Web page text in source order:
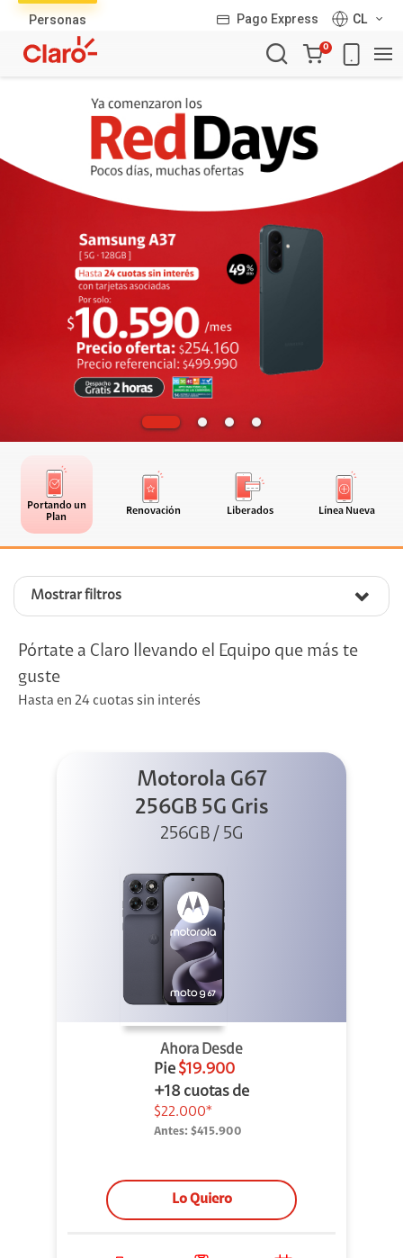
Personas Pago Express
CL
Carro
de
0
Portando un
Plan
Renovación Liberados Línea Nueva
Mostrar filtros
productos
Pórtate a Claro llevando el Equipo que más te
guste
Hasta en 24 cuotas sin interés
Motorola G67
256GB 5G Gris
256GB / 5G
Ahora Desde
Pie $19.900
+18 cuotas de
$22.000*
Antes: $415.900
Lo Quiero